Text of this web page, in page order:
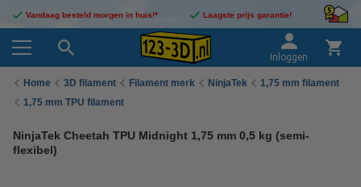
Vandaag besteld morgen in huis!* Laagste prijs garantie!
Inloggen
Home 3D filament Filament merk NinjaTek
1,75 mm filament
1,75 mm TPU filament
NinjaTek Cheetah TPU Midnight 1,75 mm 0,5 kg (semi-
flexibel)